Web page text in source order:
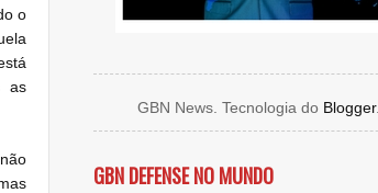
o
as
GBN News. Tecnologia do Blogger.
GBN DEFENSE NO MUNDO